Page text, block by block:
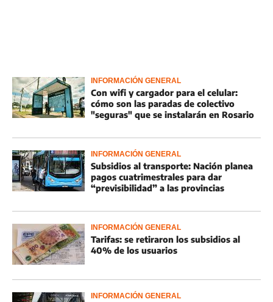
INFORMACIÓN GENERAL
Con wifi y cargador para el celular:
cómo son las paradas de colectivo
"seguras" que se instalarán en Rosario
INFORMACIÓN GENERAL
Subsidios al transporte: Nación planea
pagos cuatrimestrales para dar
“previsibilidad” a las provincias
INFORMACIÓN GENERAL
Tarifas: se retiraron los subsidios al
40% de los usuarios
INFORMACIÓN GENERAL